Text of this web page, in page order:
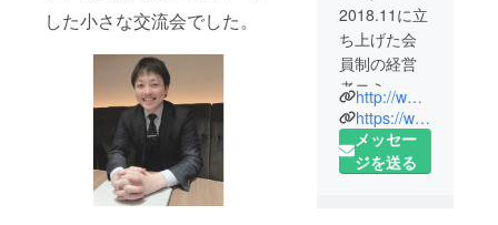
した小さな交流会でした。
2018.11に立
ち上げた会
員制の経営
者コミュニ
ティ、8名か
らスタート
した交流
http://www.asone-japan.com/
https://www.instagram.com/plus.one.business/
メッセー
ジを送る